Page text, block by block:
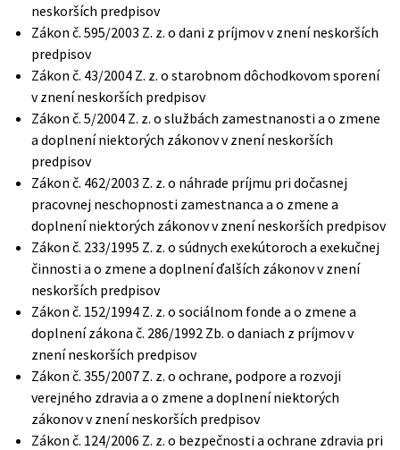
neskorších predpisov
Zákon č. 595/2003 Z. z. o dani z príjmov v znení neskorších
predpisov
Zákon č. 43/2004 Z. z. o starobnom dôchodkovom sporení
v znení neskorších predpisov
Zákon č. 5/2004 Z. z. o službách zamestnanosti a o zmene
a doplnení niektorých zákonov v znení neskorších
predpisov
Zákon č. 462/2003 Z. z. o náhrade príjmu pri dočasnej
pracovnej neschopnosti zamestnanca a o zmene a
doplnení niektorých zákonov v znení neskorších predpisov
Zákon č. 233/1995 Z. z. o súdnych exekútoroch a exekučnej
činnosti a o zmene a doplnení ďalších zákonov v znení
neskorších predpisov
Zákon č. 152/1994 Z. z. o sociálnom fonde a o zmene a
doplnení zákona č. 286/1992 Zb. o daniach z príjmov v
znení neskorších predpisov
Zákon č. 355/2007 Z. z. o ochrane, podpore a rozvoji
verejného zdravia a o zmene a doplnení niektorých
zákonov v znení neskorších predpisov
Zákon č. 124/2006 Z. z. o bezpečnosti a ochrane zdravia pri